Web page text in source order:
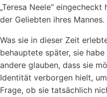
„Teresa Neele“
der Geliebten ihres Mannes.
Was sie in dieser Zeit
behauptete später, sie
andere glauben, dass sie
Identität verborgen hielt,
Frage, ob sie tatsächlich